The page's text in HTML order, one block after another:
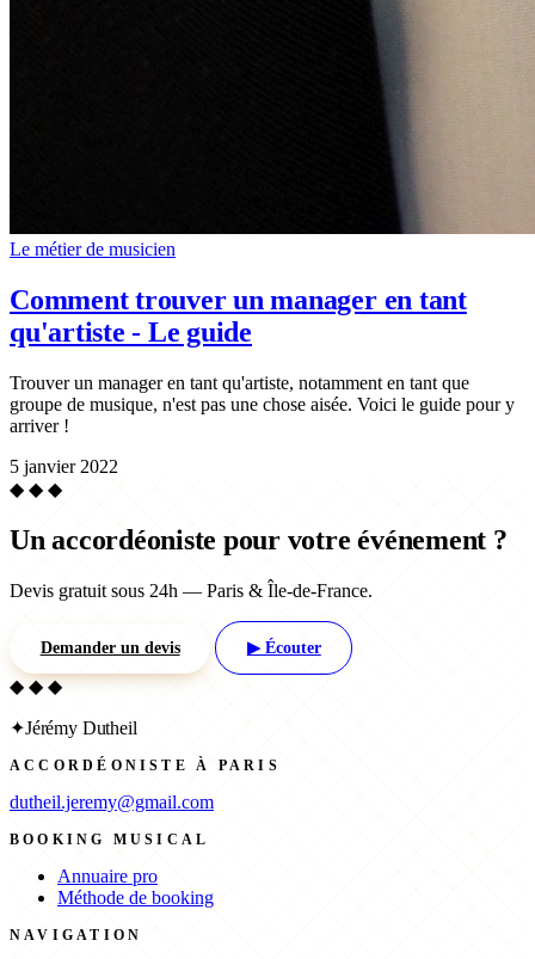
Le métier de musicien
Comment trouver un manager en tant
qu'artiste - Le guide
Trouver un manager en tant qu'artiste, notamment en tant que
groupe de musique, n'est pas une chose aisée. Voici le guide pour y
arriver !
5 janvier 2022
◆ ◆ ◆
Un accordéoniste pour votre événement ?
Devis gratuit sous 24h — Paris & Île-de-France.
Demander un devis ▶ Écouter
◆ ◆ ◆
✦Jérémy Dutheil
ACCORDÉONISTE À PARIS
dutheil.jeremy@gmail.com
BOOKING MUSICAL
Annuaire pro
Méthode de booking
NAVIGATION